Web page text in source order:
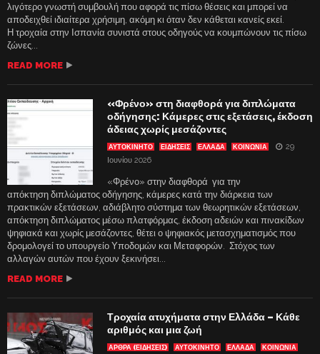
λιγότερο γνωστή συμβουλή που αφορά τις πίσω θέσεις και μπορεί να
αποδειχθεί ιδιαίτερα χρήσιμη, ακόμη κι όταν δεν κάθεται κανείς εκεί.
Η τροχαία στην Ισπανία συνιστά στους οδηγούς να κουμπώνουν τις πίσω
ζώνες...
READ MORE
«Φρένο» στη διαφθορά για διπλώματα
οδήγησης: Κάμερες στις εξετάσεις, έκδοση
άδειας χωρίς μεσάζοντες
ΑΥΤΟΚΙΝΗΤΟ ΕΙΔΗΣΕΙΣ ΕΛΛΑΔΑ ΚΟΙΝΩΝΙΑ
29
Ιουνίου 2026
«Φρένο» στην διαφθορά για την
απόκτηση διπλώματος οδήγησης, κάμερες κατά την διάρκεια των
πρακτικών εξετάσεων, αδιάβλητο σύστημα των θεωρητικών εξετάσεων,
απόκτηση διπλώματος μέσω πλατφόρμας, έκδοση αδειών και πινακίδων
ψηφιακά και χωρίς μεσάζοντες, θέτει ο ψηφιακός μετασχηματισμός που
δρομολογεί το υπουργείο Υποδομών και Μεταφορών. Στόχος των
αλλαγών αυτών που έχουν ξεκινήσει...
READ MORE
Τροχαία ατυχήματα στην Ελλάδα – Κάθε
αριθμός και μια ζωή
ΑΡΘΡΑ (ΕΙΔΗΣΕΙΣ) ΑΥΤΟΚΙΝΗΤΟ ΕΛΛΑΔΑ ΚΟΙΝΩΝΙΑ